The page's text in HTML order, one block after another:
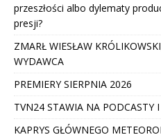
przeszłości albo dylematy
presji?
ZMARŁ WIESŁAW
WYDAWCA
PREMIERY SIERPNIA 2026
TVN24 STAWIA NA PODCASTY
KAPRYS GŁÓWNEGO